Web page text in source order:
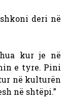
deri në
kur je në
e tyre. Pini
në kulturën
në shtëpi.”